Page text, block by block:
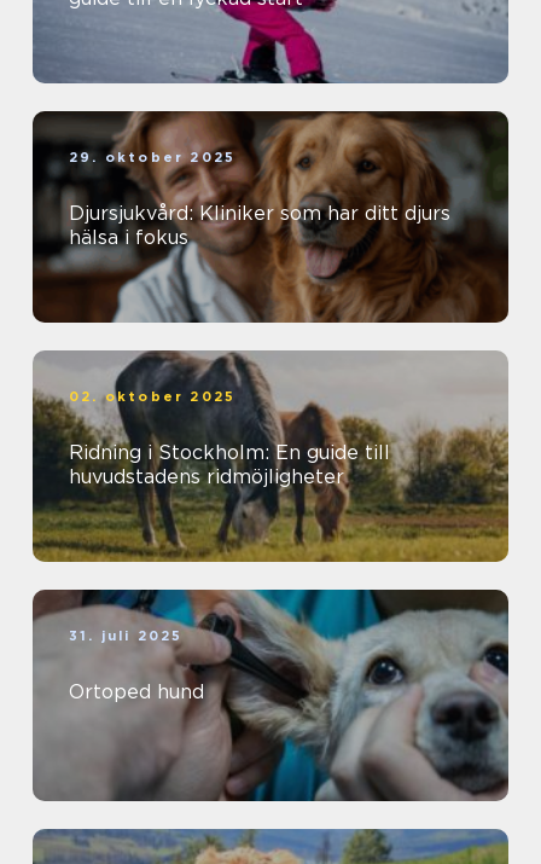
29. oktober 2025
Djursjukvård: Kliniker som har ditt djurs
hälsa i fokus
02. oktober 2025
Ridning i Stockholm: En guide till
huvudstadens ridmöjligheter
31. juli 2025
Ortoped hund